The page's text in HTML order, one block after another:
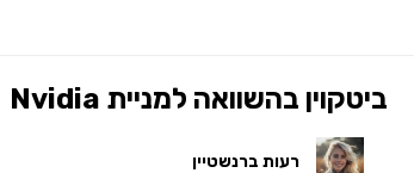
ביטקוין בהשוואה למניית Nvidia
רעות ברנשטיין